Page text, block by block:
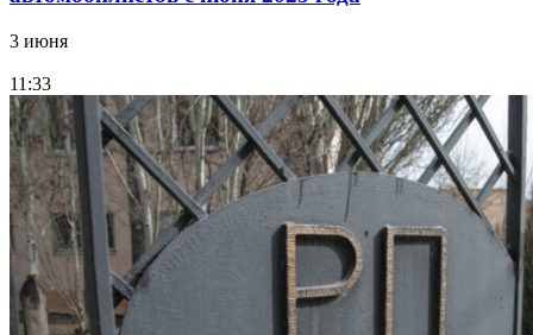
3 июня
11:33